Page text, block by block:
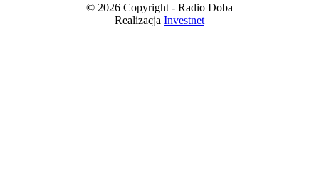
© 2026 Copyright - Radio Doba
Realizacja Investnet